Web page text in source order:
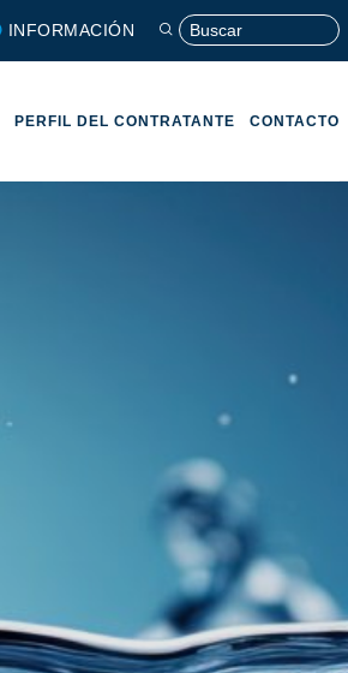
INFORMACIÓN
PERFIL DEL CONTRATANTE CONTACTO